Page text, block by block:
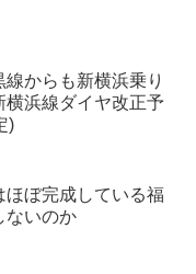
からも新横浜乗り
浜線ダイヤ改正予
)
ほぼ完成している福
ないのか